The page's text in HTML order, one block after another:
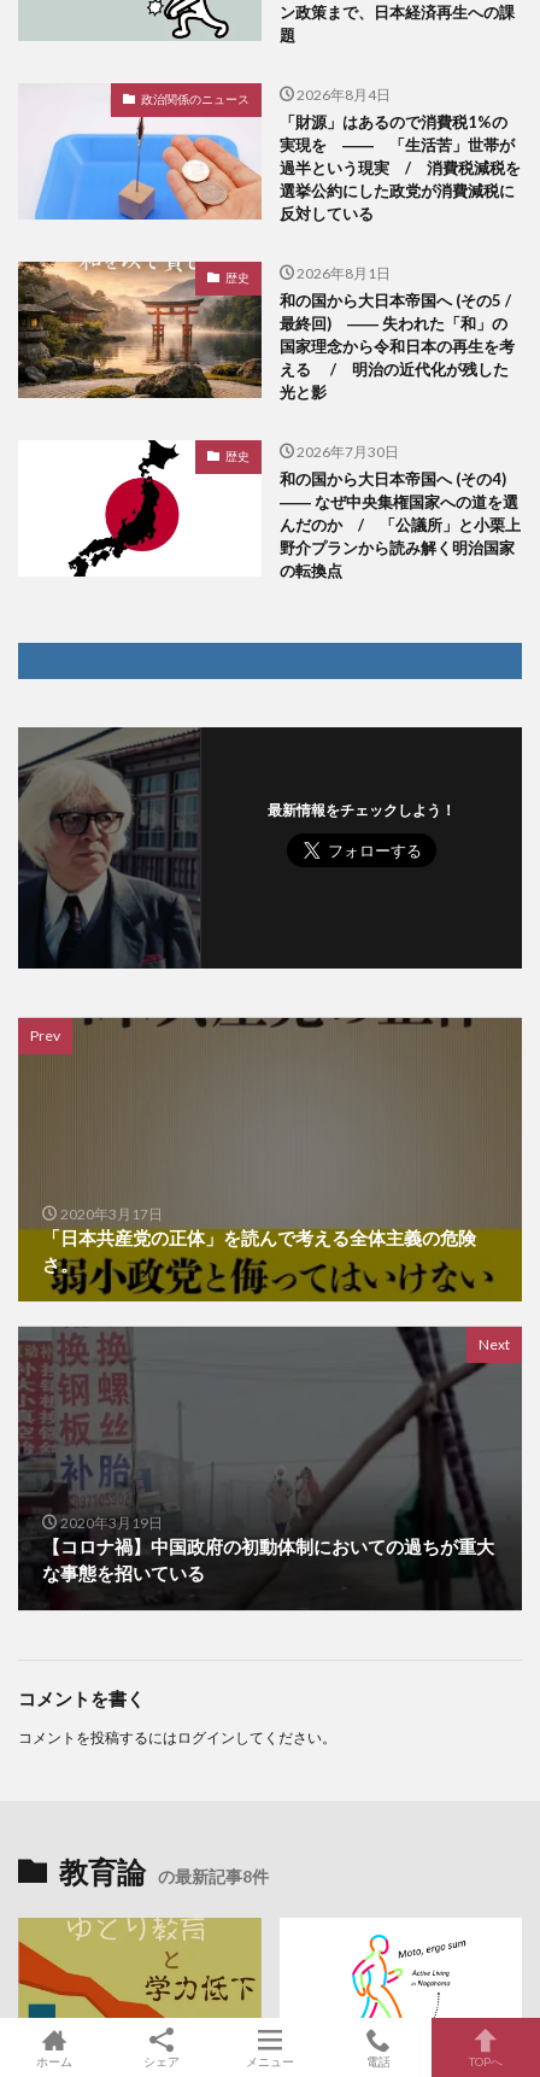
ン政策まで、日本経済再生への課
題
政治関係のニュース 2026年8月4日
「財源」はあるので消費税1%の
実現を ―― 「生活苦」世帯が
過半という現実 / 消費税減税を
選挙公約にした政党が消費減税に
反対している
歴史 2026年8月1日
和の国から大日本帝国へ (その5 /
最終回) ―― 失われた「和」の
国家理念から令和日本の再生を考
える / 明治の近代化が残した
光と影
歴史 2026年7月30日
和の国から大日本帝国へ (その4)
―― なぜ中央集権国家への道を選
んだのか / 「公議所」と小栗上
野介プランから読み解く明治国家
の転換点
最新情報をチェックしよう！
Prev
2020年3月17日
「日本共産党の正体」を読んで考える全体主義の危険
さ。
Next
2020年3月19日
【コロナ禍】中国政府の初動体制においての過ちが重大
な事態を招いている
コメントを書く
コメントを投稿するには ログイン してください。
教育論 の最新記事8件
ホーム シェア メニュー 電話 TOPへ